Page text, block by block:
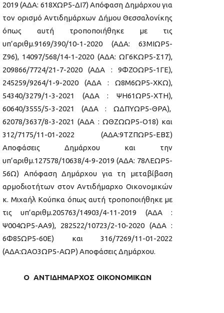
2019 (ΑΔΑ: 618ΧΩΡ5-ΔΙ7) Απόφαση Δημάρχου για
τον ορισμό Αντιδημάρχων Δήμου Θεσσαλονίκης
όπως αυτή τροποποιήθηκε με τις
υπ’αριθμ.9169/390/10-1-2020 (ΑΔΑ: 63ΜΙΩΡ5-
Ζ96), 14097/568/14-1-2020 (ΑΔΑ: ΩΓ6ΚΩΡ5-Σ17),
209866/7724/21-7-2020 (ΑΔΑ : 9ΦΖΟΩΡ5-1ΓΕ),
245259/9264/1-9-2020 (ΑΔΑ : Ω8Μ6ΩΡ5-ΧΚΩ),
54340/3279/1-3-2021 (ΑΔΑ : ΨΗ61ΩΡ5-ΧΤΗ),
60640/3555/5-3-2021 (ΑΔΑ : ΩΔΠΥΩΡ5-ΘΡΑ),
62078/3637/8-3-2021 (ΑΔΑ : ΩΘΖΩΩΡ5-Ο18) και
312/7175/11-01-2022 (ΑΔΑ:9ΤΖΠΩΡ5-ΕΒΣ)
Αποφάσεις Δημάρχου και την
υπ’αριθμ.127578/10638/4-9-2019 (ΑΔΑ: 78ΛΕΩΡ5-
56Ω) Απόφαση Δημάρχου για τη μεταβίβαση
αρμοδιοτήτων στον Αντιδήμαρχο Οικονομικών
κ. Μιχαήλ Κούπκα όπως αυτή τροποποιήθηκε με
τις υπ’αριθμ.205763/14903/4-11-2019 (ΑΔΑ :
Ψ004ΩΡ5-ΑΑ9), 282522/10723/2-10-2020 (ΑΔΑ :
6Φ85ΩΡ5-60Ε) και 316/7269/11-01-2022
(ΑΔΑ:ΩΑΟ3ΩΡ5-ΑΩΡ) Αποφάσεις Δημάρχου.
Ο ΑΝΤΙΔΗΜΑΡΧΟΣ ΟΙΚΟΝΟΜΙΚΩΝ